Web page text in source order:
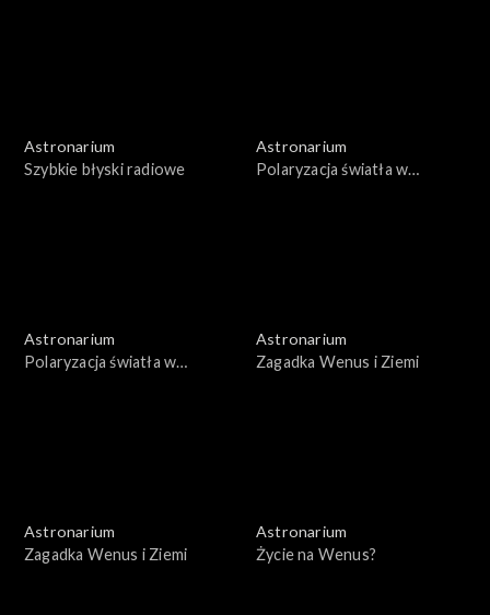
Astronarium
Szybkie błyski radiowe
Astronarium
Polaryzacja światła w
Astronarium
Polaryzacja światła w
Astronarium
Zagadka Wenus i Ziemi
Astronarium
Zagadka Wenus i Ziemi
Astronarium
Życie na Wenus?